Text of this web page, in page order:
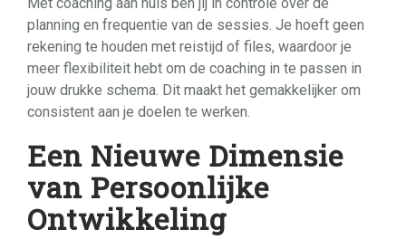
planning en frequentie van de sessies. Je hoeft geen
rekening te houden met reistijd of files, waardoor je
meer flexibiliteit hebt om de coaching in te passen in
jouw drukke schema. Dit maakt het gemakkelijker om
consistent aan je doelen te werken.
Een Nieuwe Dimensie
van Persoonlijke
Ontwikkeling